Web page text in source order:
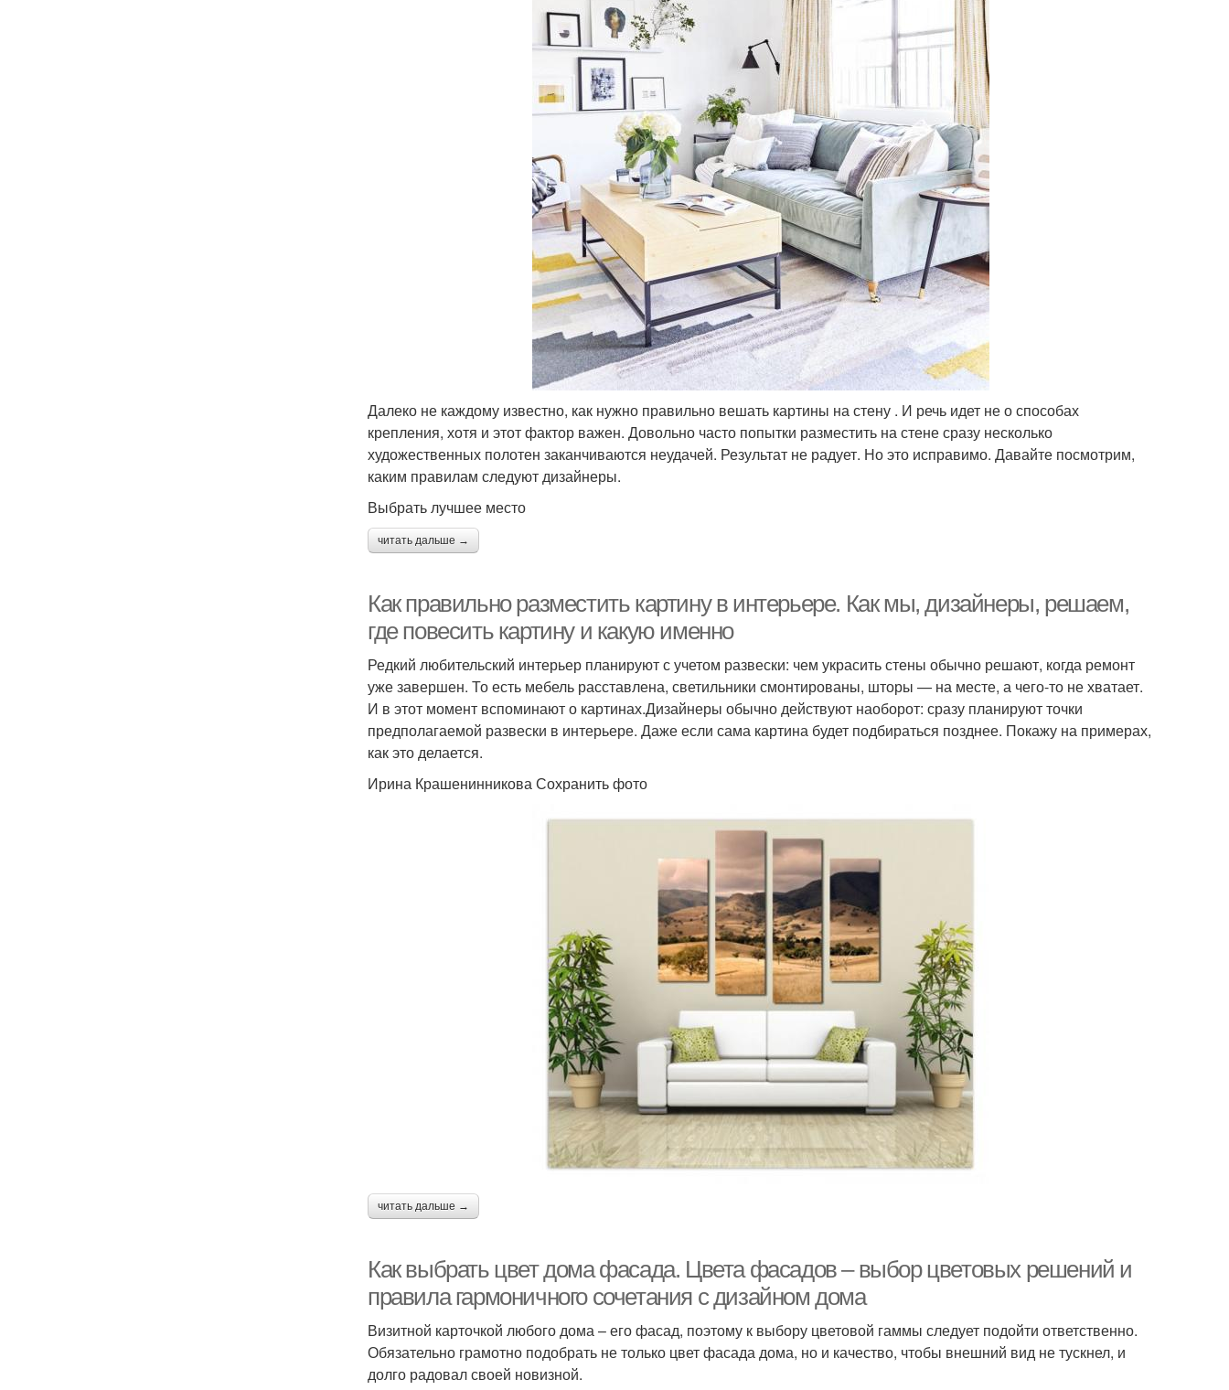
Далеко не каждому известно, как нужно правильно вешать картины на стену . И речь идет не о способах
крепления, хотя и этот фактор важен. Довольно часто попытки разместить на стене сразу несколько
художественных полотен заканчиваются неудачей. Результат не радует. Но это исправимо. Давайте посмотрим,
каким правилам следуют дизайнеры.
Выбрать лучшее место
читать дальше →
Как правильно разместить картину в интерьере. Как мы, дизайнеры, решаем,
где повесить картину и какую именно
Редкий любительский интерьер планируют с учетом развески: чем украсить стены обычно решают, когда ремонт
уже завершен. То есть мебель расставлена, светильники смонтированы, шторы — на месте, а чего-то не хватает.
И в этот момент вспоминают о картинах.Дизайнеры обычно действуют наоборот: сразу планируют точки
предполагаемой развески в интерьере. Даже если сама картина будет подбираться позднее. Покажу на примерах,
как это делается.
Ирина Крашенинникова Сохранить фото
читать дальше →
Как выбрать цвет дома фасада. Цвета фасадов – выбор цветовых решений и
правила гармоничного сочетания с дизайном дома
Визитной карточкой любого дома – его фасад, поэтому к выбору цветовой гаммы следует подойти ответственно.
Обязательно грамотно подобрать не только цвет фасада дома, но и качество, чтобы внешний вид не тускнел, и
долго радовал своей новизной.